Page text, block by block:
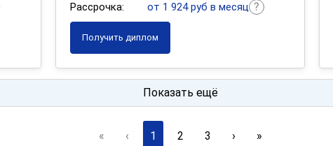
Рассрочка:
от 1 924 руб в месяц
Получить диплом
Показать ещё
« ‹ 1 2 3 › »